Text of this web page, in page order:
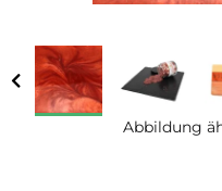
Abbildung